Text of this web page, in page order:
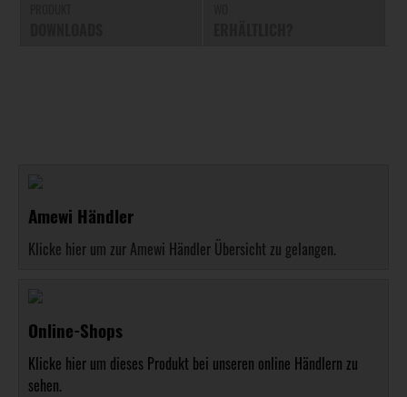
Amewi Händler
Klicke hier um zur Amewi Händler Übersicht zu gelangen.
Online-Shops
Klicke hier um dieses Produkt bei unseren online Händlern zu
sehen.